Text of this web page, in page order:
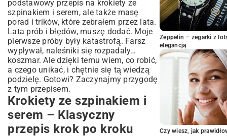
Krokiety ze szpinakiem i serem na każdą
okazję
Idealne towarzystwo – z czym najlepiej
podawać?
Krokiety jako danie główne czy
przystawka?
Praktyczne porady i najczęściej
zadawane pytania
Jak prawidłowo przechowywać gotowe
krokiety?
Czy krokiety nadają się do mrożenia?
Rozwiązywanie problemów z
podstawowy przepis na krokiety ze
szpinakiem i serem, ale także masę
porad i trików, które zebrałem przez lata.
Lata prób i błędów, muszę dodać. Moje
pierwsze próby były katastrofą. Farsz
wypływał, naleśniki się rozpadały…
koszmar. Ale dzięki temu wiem, co robić,
a czego unikać, i chętnie się tą wiedzą
podzielę. Gotowi? Zaczynajmy przygodę
z tym przepisem.
Krokiety ze szpinakiem i
serem – Klasyczny
przepis krok po kroku
Zeppelin – zegarki z
elegancją
Czy wiesz, jak